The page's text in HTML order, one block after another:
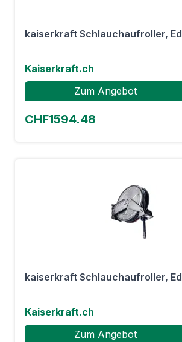
kaiserkraft Schlauchaufroller,
Kaiserkraft.ch
Zum Angebot
CHF1594.48
kaiserkraft Schlauchaufroller,
Kaiserkraft.ch
Zum Angebot